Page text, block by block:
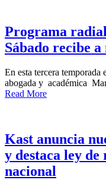
Programa
Sábado recibe
En esta tercera
abogada y académica
Read More
Kast anuncia
y destaca ley
nacional